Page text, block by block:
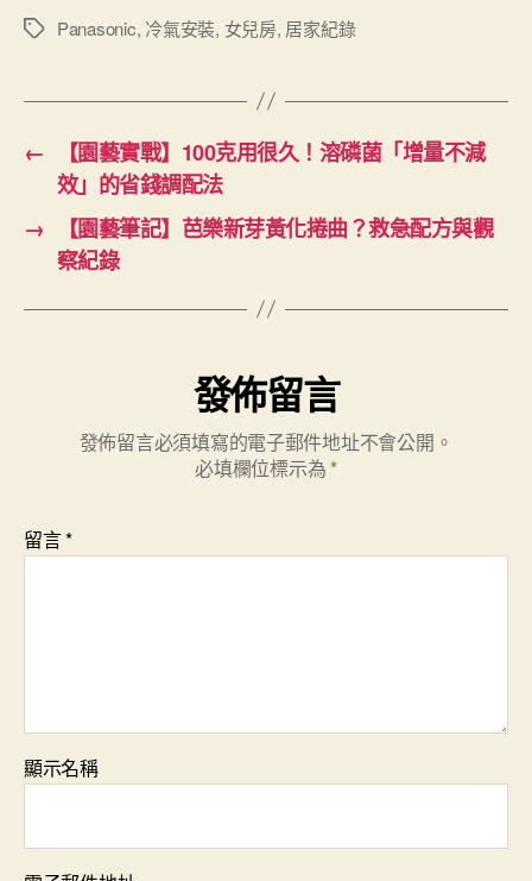
標
Panasonic, 冷氣安裝, 女兒房, 居家紀錄
←
【園藝實戰】100克用很久！溶磷菌「增量不減
效」的省錢調配法
→
【園藝筆記】芭樂新芽黃化捲曲？救急配方與觀
察紀錄
發佈留言
發佈留言必須填寫的電子郵件地址不會公開。
必填欄位標示為 *
留言*
顯示名稱